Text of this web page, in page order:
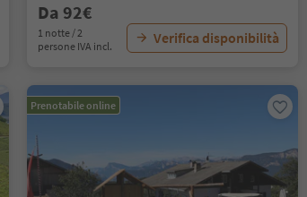
Da 92€
1 notte / 2
persone IVA incl.
Verifica disponibilità
Prenotabile online